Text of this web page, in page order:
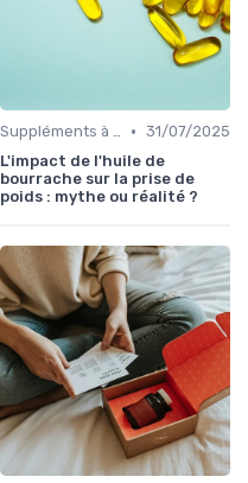
Suppléments à base de plantes • 31/07/2025
L'impact de l'huile de
bourrache sur la prise de
poids : mythe ou réalité ?